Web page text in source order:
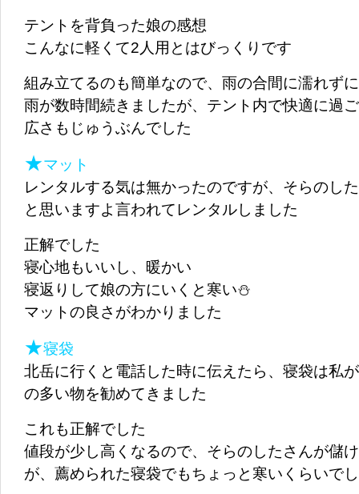
テントを背負った娘の感想
こんなに軽くて2人用とはびっくりです
組み立てるのも簡単なので、雨の合間に濡れず
雨が数時間続きましたが、テント内で快適に過
広さもじゅうぶんでした
★マット
レンタルする気は無かったのですが、そらのし
と思いますよ言われてレンタルしました
正解でした
寝心地もいいし、暖かい
寝返りして娘の方にいくと寒い⛄
マットの良さがわかりました
★寝袋
北岳に行くと電話した時に伝えたら、寝袋は私
の多い物を勧めてきました
これも正解でした
値段が少し高くなるので、そらのしたさんが儲
が、薦められた寝袋でもちょっと寒いくらいで